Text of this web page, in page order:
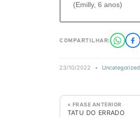
(Emilly, 6 anos)
COMPARTILHAR:
23/10/2022 • Uncategorized
« FRASE ANTERIOR
TATU DO ERRADO